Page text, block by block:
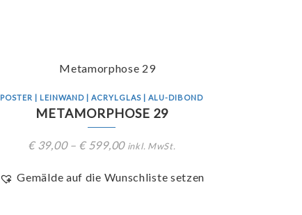
POSTER | LEINWAND | ACRYLGLAS | ALU-DIBOND
METAMORPHOSE 29
€39,00– €599,00 inkl. MwSt.
Gemälde auf die Wunschliste setzen